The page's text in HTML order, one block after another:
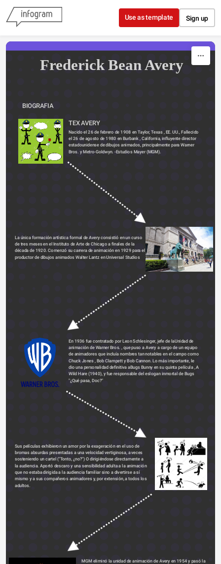
Skip to content
Use as template Sign up
Frederick Bean Avery
BIOGRAFIA
TEX AVERY
Nacido el 26 de febrero de 1908 en Taylor, Texas
el 26 de agosto de 1980 en Burbank , California, influyente director
estadounidense de dibujos animados, principalmente para Warner
Bros. y Metro-Goldwyn. -Estudios Mayer (MGM).
La única formación artística formal de Avery consistió en un curso
de tres meses en el Instituto de Arte de Chicago a finales de la
década de 1920. Comenzó su carrera de animación en 1929 para el
productor de dibujos animados Walter Lantz en Universal Studios
En 1936 fue contratado por Leon Schlesinger, jefe de laUnidad de
animación de Warner Bros. , que puso a Avery a cargo de un equipo
Chuck Jones , Bob Clampett y Bob Cannon. Lo más importante, le
dio una personalidad definitiva aBugs Bunny en su quinta película , A
Wild Hare (1940), y fue responsable del eslogan inmortal de Bugs
"¿Qué pasa, Doc?"
Sus películas exhibieron un amor por la exageración en el uso de
bromas absurdas presentadas a una velocidad vertiginosa, a veces
sosteniendo un cartel ("Tonto, ¿no?") O dirigiéndose directamente a
la audiencia. Aportó descaro y una sensibilidad adulta a la animación
que no estaba dirigida a la audiencia familiar sino a divertirse a sí
mismo y a sus compañeros animadores y, por extensión, a todos los
adultos.
MGM eliminó la unidad de animación de Avery en 1954 y pasó la